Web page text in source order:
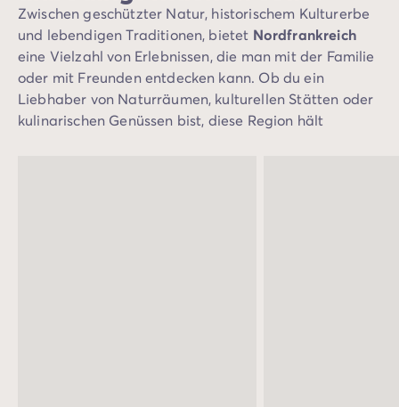
Zwischen geschützter Natur, historischem Kulturerbe
und lebendigen Traditionen, bietet Nordfrankreich
eine Vielzahl von Erlebnissen, die man mit der Familie
oder mit Freunden entdecken kann. Ob du ein
Liebhaber von Naturräumen, kulturellen Stätten oder
kulinarischen Genüssen bist, diese Region hält